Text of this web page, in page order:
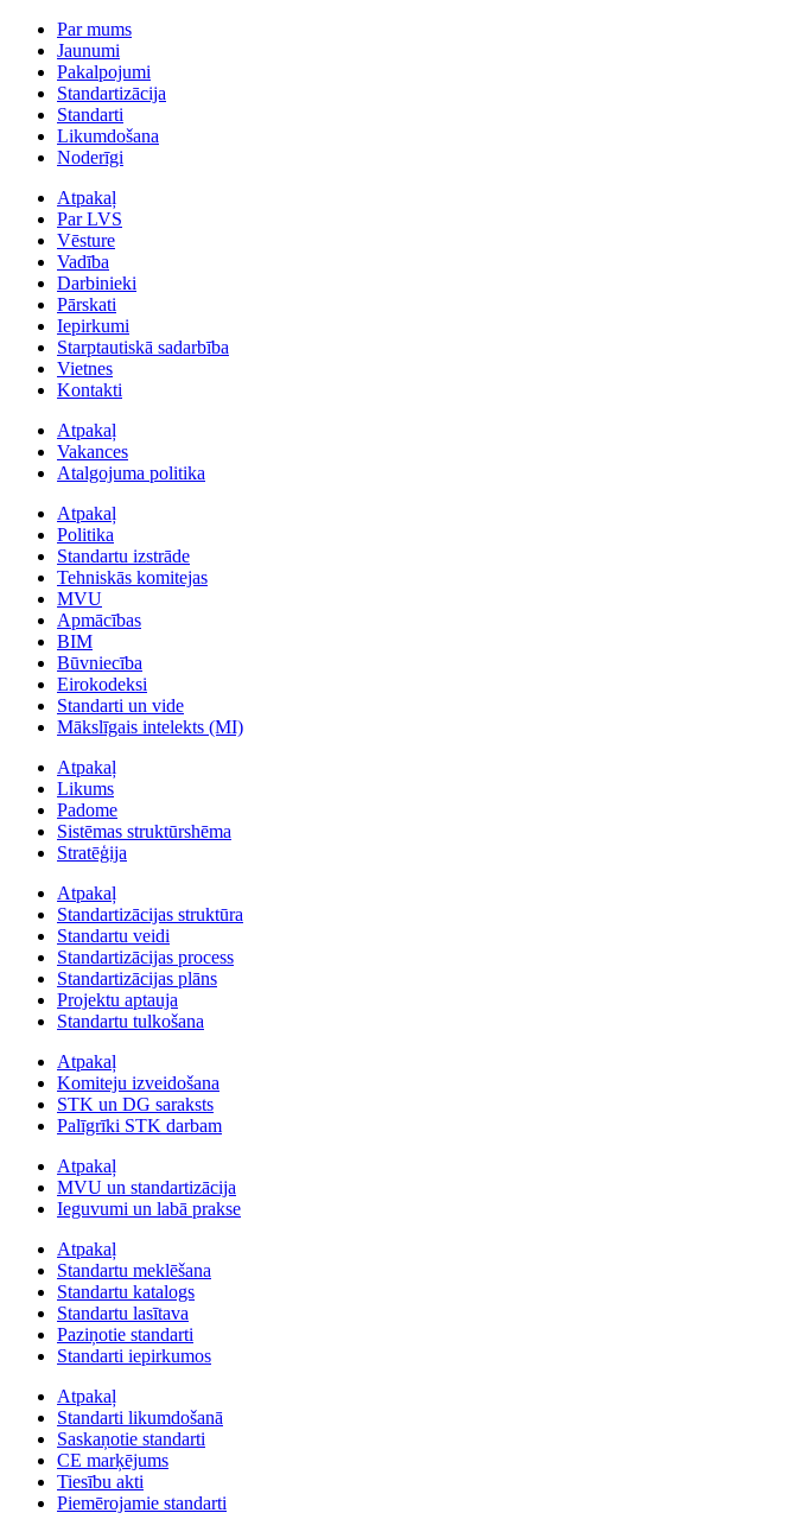
Par mums
Jaunumi
Pakalpojumi
Standartizācija
Standarti
Likumdošana
Noderīgi
Atpakaļ
Par LVS
Vēsture
Vadība
Darbinieki
Pārskati
Iepirkumi
Starptautiskā sadarbība
Vietnes
Kontakti
Atpakaļ
Vakances
Atalgojuma politika
Atpakaļ
Politika
Standartu izstrāde
Tehniskās komitejas
MVU
Apmācības
BIM
Būvniecība
Eirokodeksi
Standarti un vide
Mākslīgais intelekts (MI)
Atpakaļ
Likums
Padome
Sistēmas struktūrshēma
Stratēģija
Atpakaļ
Standartizācijas struktūra
Standartu veidi
Standartizācijas process
Standartizācijas plāns
Projektu aptauja
Standartu tulkošana
Atpakaļ
Komiteju izveidošana
STK un DG saraksts
Palīgrīki STK darbam
Atpakaļ
MVU un standartizācija
Ieguvumi un labā prakse
Atpakaļ
Standartu meklēšana
Standartu katalogs
Standartu lasītava
Paziņotie standarti
Standarti iepirkumos
Atpakaļ
Standarti likumdošanā
Saskaņotie standarti
CE marķējums
Tiesību akti
Piemērojamie standarti